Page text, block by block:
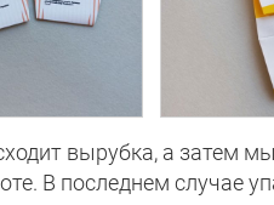
вырубка, а затем
В последнем случае